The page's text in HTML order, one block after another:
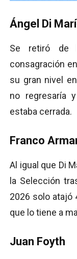
Ángel Di
Se retiró de
consagración
su gran nivel
no regresaría
estaba cerrada.
Franco
Al igual que Di
la Selección
2026 solo atajó
que lo tiene a
Juan Foyth